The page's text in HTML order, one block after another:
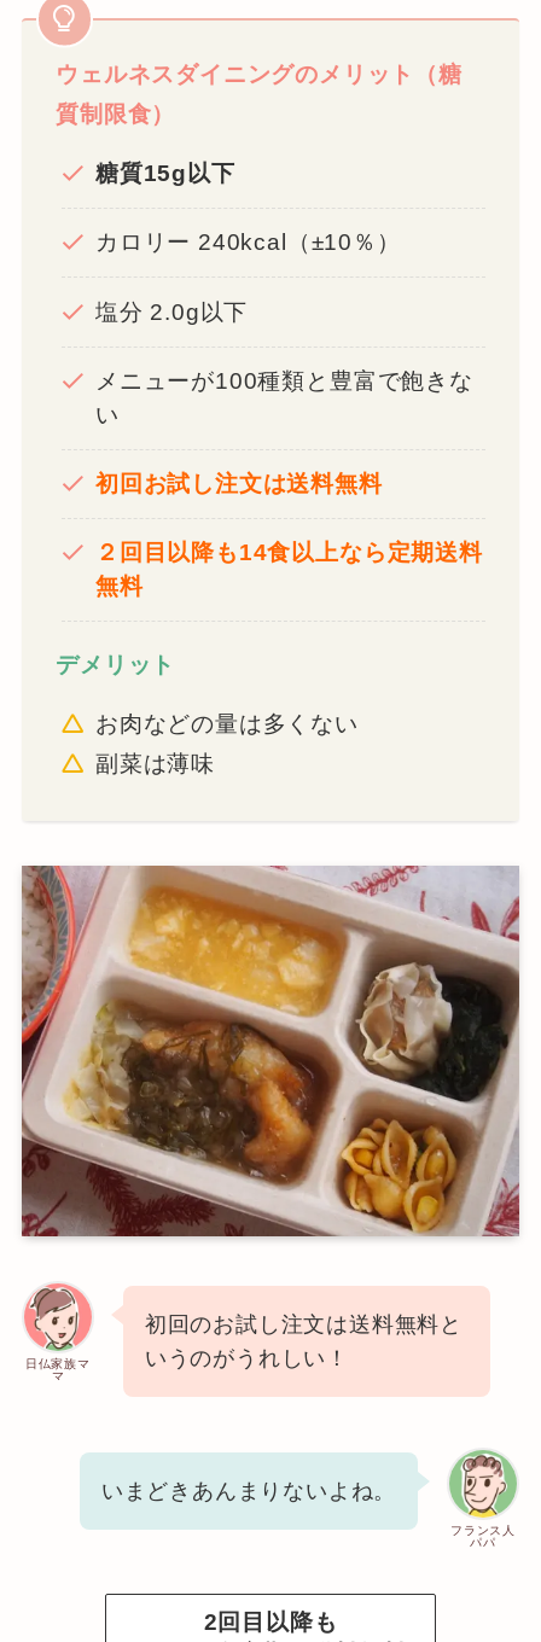
ウェルネスダイニングのメリット（糖
質制限食）
糖質15g以下
カロリー 240kcal（±10％）
塩分 2.0g以下
メニューが100種類と豊富で飽きな
い
初回お試し注文は送料無料
２回目以降も14食以上なら定期送料
無料
デメリット
お肉などの量は多くない
副菜は薄味
日仏家族マ
マ
初回のお試し注文は送料無料と
いうのがうれしい！
フランス人
パパ
いまどきあんまりないよね。
2回目以降も